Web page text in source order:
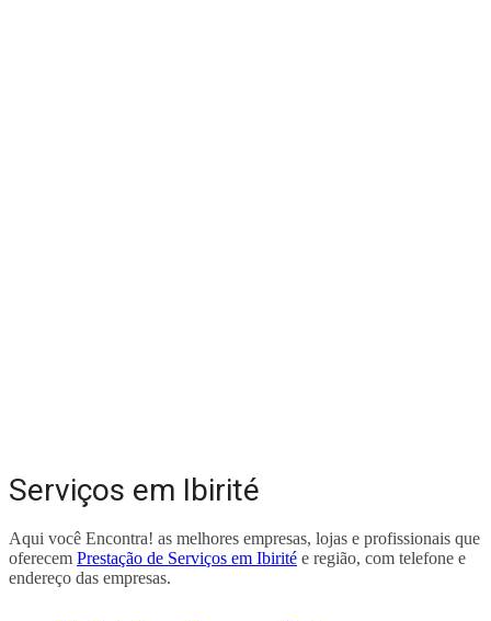
Serviços em Ibirité
Aqui você Encontra! as melhores empresas, lojas e profissionais que
oferecem Prestação de Serviços em Ibirité e região, com telefone e
endereço das empresas.